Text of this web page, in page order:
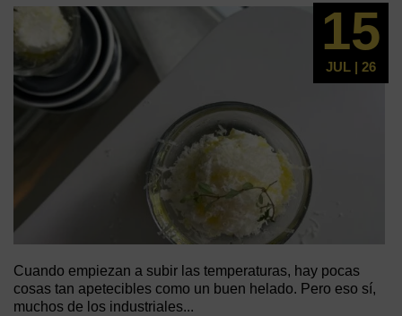
15
JUL | 26
Cuando empiezan a subir las temperaturas, hay pocas
cosas tan apetecibles como un buen helado. Pero eso sí,
muchos de los industriales...